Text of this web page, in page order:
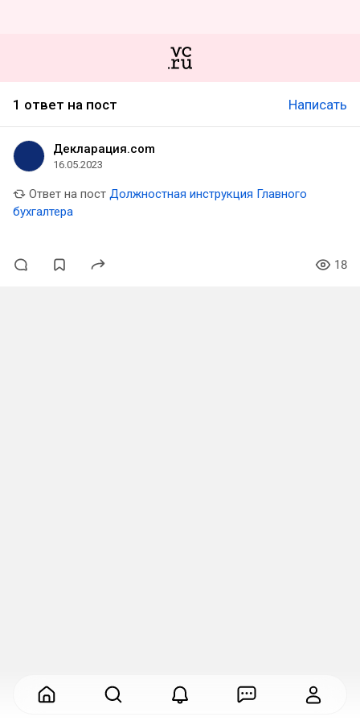
1 ответ на пост Написать
Декларация.com
16.05.2023
Ответ на пост Должностная инструкция Главного
бухгалтера
18